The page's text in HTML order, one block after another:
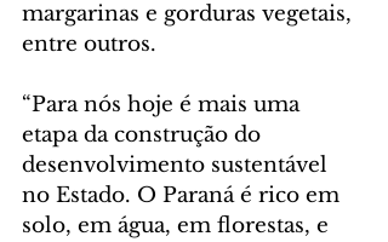
margarinas e gorduras vegetais,
entre outros.
“Para nós hoje é mais uma
etapa da construção do
desenvolvimento sustentável
no Estado. O Paraná é rico em
solo, em água, em florestas, e